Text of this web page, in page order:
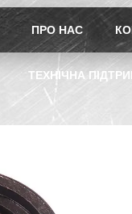
ПРО НАС
ТЕХНІЧНА